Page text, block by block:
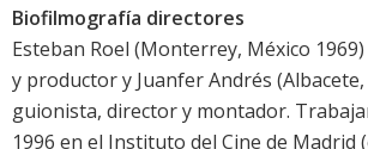
Biofilmografía directores
Esteban Roel (Monterrey, México
y productor y Juanfer Andrés (Albacete,
guionista, director y montador.
1996 en el Instituto del Cine de Madrid